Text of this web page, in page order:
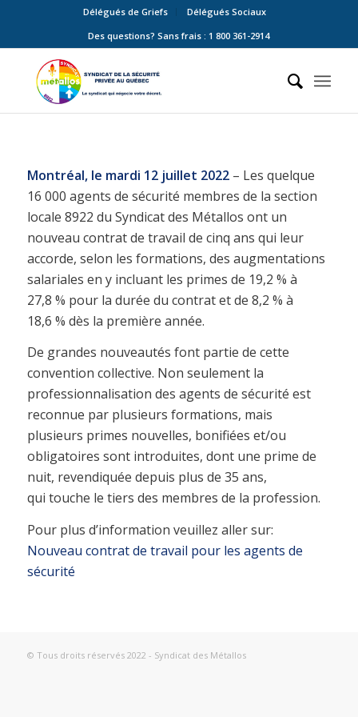
Délégués de Griefs
Délégués Sociaux
Des questions? Sans frais : 1 800 361-2914
Montréal, le mardi 12 juillet 2022 – Les quelque
16 000 agents de sécurité membres de la section
locale 8922 du Syndicat des Métallos ont un
nouveau contrat de travail de cinq ans qui leur
accorde, selon les formations, des augmentations
salariales en y incluant les primes de 19,2 % à
27,8 % pour la durée du contrat et de 8,2 % à
18,6 % dès la première année.
De grandes nouveautés font partie de cette
convention collective. Non seulement la
professionnalisation des agents de sécurité est
reconnue par plusieurs formations, mais
plusieurs primes nouvelles, bonifiées et/ou
obligatoires sont introduites, dont une prime de
nuit, revendiquée depuis plus de 35 ans,
qui touche le tiers des membres de la profession.
Pour plus d’information veuillez aller sur:
Nouveau contrat de travail pour les agents de
sécurité
© Tous droits réservés 2022 - Syndicat des Métallos